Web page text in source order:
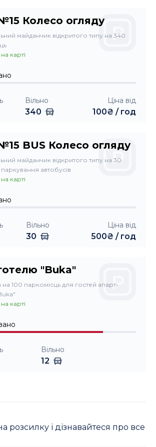
Колесо огляду
майданчик відкритого типу на 340
карті
Вільно
340
Ціна від
100₴ / год
BUS Колесо огляду
майданчик відкритого типу на 30
паркування автобусів
карті
Вільно
30
Ціна від
500₴ / год
"Buka"
100 паркомісць для гостей апарт-
карті
Вільно
12
розсилку і дізнавайтеся про все